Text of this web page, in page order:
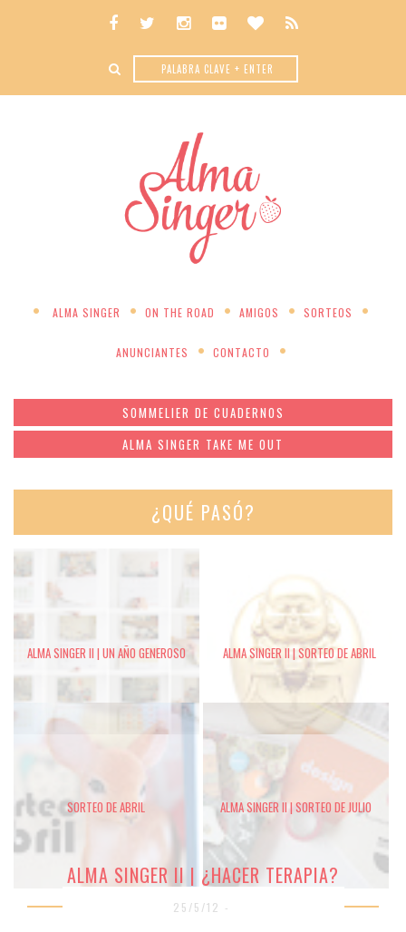
ALMA SINGER ON THE ROAD AMIGOS SORTEOS
ANUNCIANTES CONTACTO
SOMMELIER DE CUADERNOS
ALMA SINGER TAKE ME OUT
¿QUÉ PASÓ?
ALMA SINGER II | UN AÑO GENEROSO ALMA SINGER II | SORTEO DE ABRIL
SORTEO DE ABRIL ALMA SINGER II | SORTEO DE JULIO
ALMA SINGER II | ¿HACER TERAPIA?
25/5/12 -